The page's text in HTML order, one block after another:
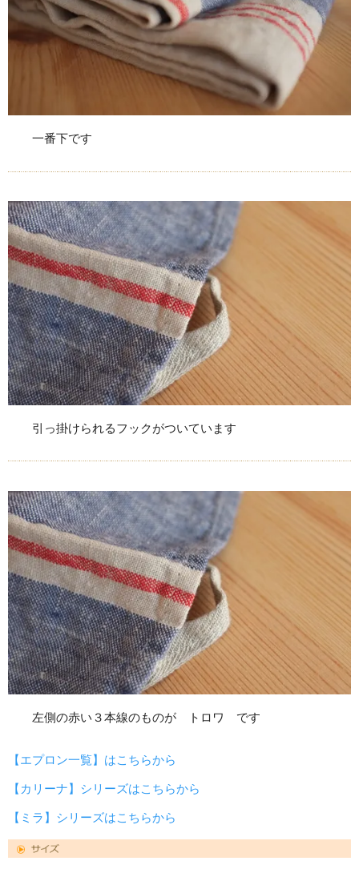
一番下です
引っ掛けられるフックがついています
左側の赤い３本線のものが トロワ です
【エプロン一覧】はこちらから
【カリーナ】シリーズはこちらから
【ミラ】シリーズはこちらから